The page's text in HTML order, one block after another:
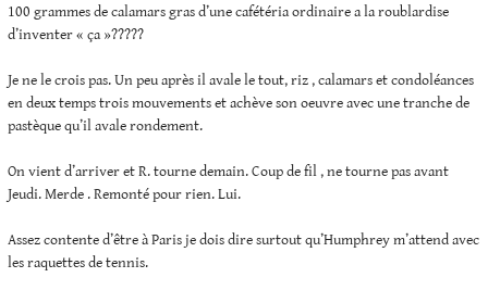
100 grammes de calamars gras d’une cafétéria ordinaire a la roublardise
d’inventer « ça »?????
Je ne le crois pas. Un peu après il avale le tout, riz , calamars et condoléances
en deux temps trois mouvements et achève son oeuvre avec une tranche de
pastèque qu’il avale rondement.
On vient d’arriver et R. tourne demain. Coup de fil , ne tourne pas avant
Jeudi. Merde . Remonté pour rien. Lui.
Assez contente d’être à Paris je dois dire surtout qu’Humphrey m’attend avec
les raquettes de tennis.